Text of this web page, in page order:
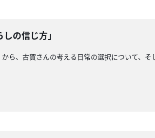
の信じ方」
ら、古賀さんの考える日常の選択について、そ